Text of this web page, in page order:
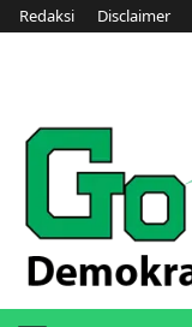
Redaksi Disclaimer